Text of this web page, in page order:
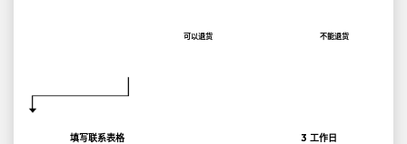
可以退货 不能退货
填写联系表格 3 工作日